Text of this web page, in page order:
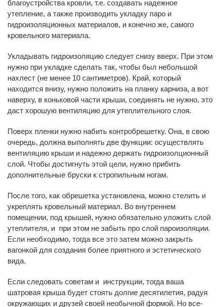
благоустройства кровли, т.е. создавать надежное
утепление, а также производить укладку паро и
гидроизоляционных материалов, и конечно же, самого
кровельного материала.
Укладывать гидроизоляцию следует снизу вверх. При этом
нужно при укладке сделать так, чтобы был небольшой
нахлест (не менее 10 сантиметров). Край, который
находится внизу, нужно положить на планку карниза, а вот
наверху, в коньковой части крыши, соединять не нужно, это
даст хорошую вентиляцию для утеплительного слоя.
Поверх пленки нужно набить контробрешетку. Она, в свою
очередь, должна выполнять две функции: осуществлять
вентиляцию крыши и надежно держать гидроизолционный
слой. Чтобы достигнуть этой цели, нужно прибить
дополнительные бруски к стропильным ногам.
После того, как обрешетка установлена, можно стелить и
укреплять кровельный материал. Во внутреннем
помещении, под крышей, нужно обязательно уложить слой
утеплителя, и при этом не забыть про слой пароизоляции.
Если необходимо, тогда все это затем можно закрыть
вагонкой для создания более приятного и эстетического
вида.
Если следовать советам и инструкции, тогда ваша
шатровая крыша будет стоять долгие десятилетия, радуя
окружающих и друзей своей необычной формой. Но все-